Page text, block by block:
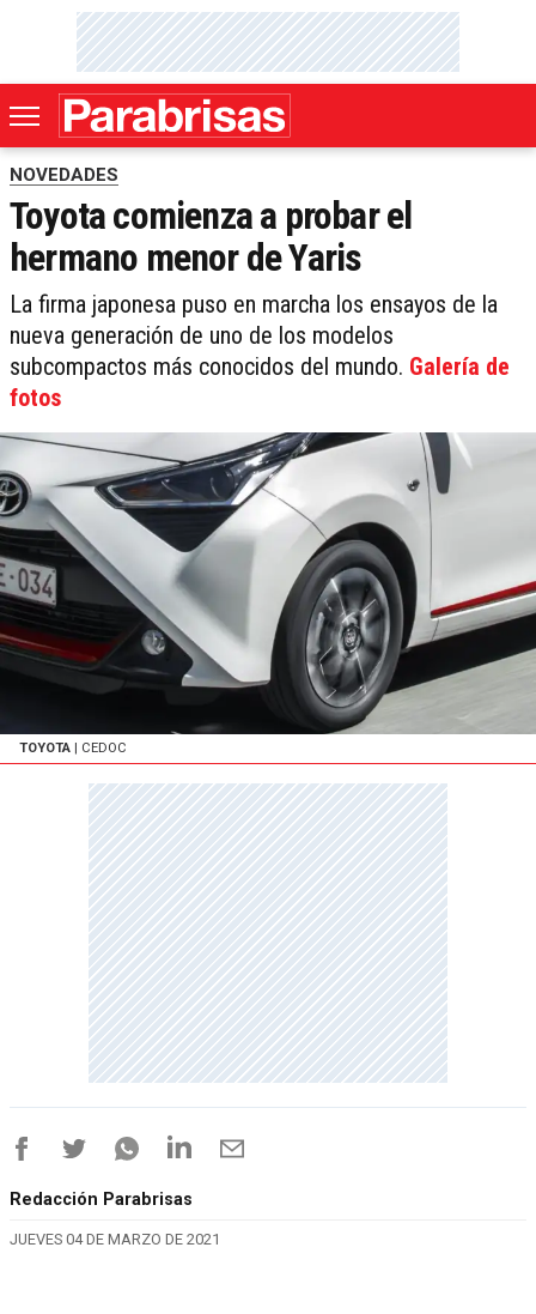
NOVEDADES
Toyota comienza a probar el
hermano menor de Yaris
La firma japonesa puso en marcha los ensayos de la
nueva generación de uno de los modelos
subcompactos más conocidos del mundo. Galería de
fotos
TOYOTA | CEDOC
Redacción Parabrisas
JUEVES 04 DE MARZO DE 2021